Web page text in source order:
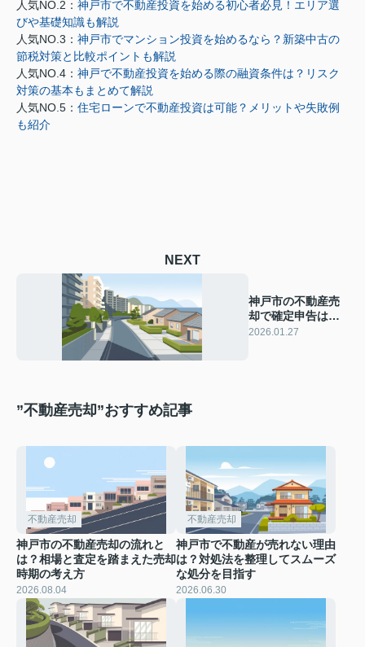
人気NO.2： 神戸市で不動産投資を始める初心者必見！エリア選
びや基礎知識も解説
人気NO.3： 神戸市でマンション投資を始めるなら？新築中古の
節税対策と比較ポイントも解説
人気NO.4： 神戸で不動産投資を始める際の融資条件は？リスク
対策の基本もまとめて解説
人気NO.5： 住宅ローンで不動産投資は可能？メリットや失敗例
も紹介
NEXT
神戸市の不動産売
却で確定申告は必
要？税金や節税の
2026.01.27
”不動産売却”おすすめ記事
不動産売却
神戸市の不動産売却の流れと
は？相場と査定を踏まえた売却
時期の考え方
2026.08.04
不動産売却
神戸市で不動産が売れない理由
は？対処法を整理してスムーズ
な処分を目指す
2026.06.30